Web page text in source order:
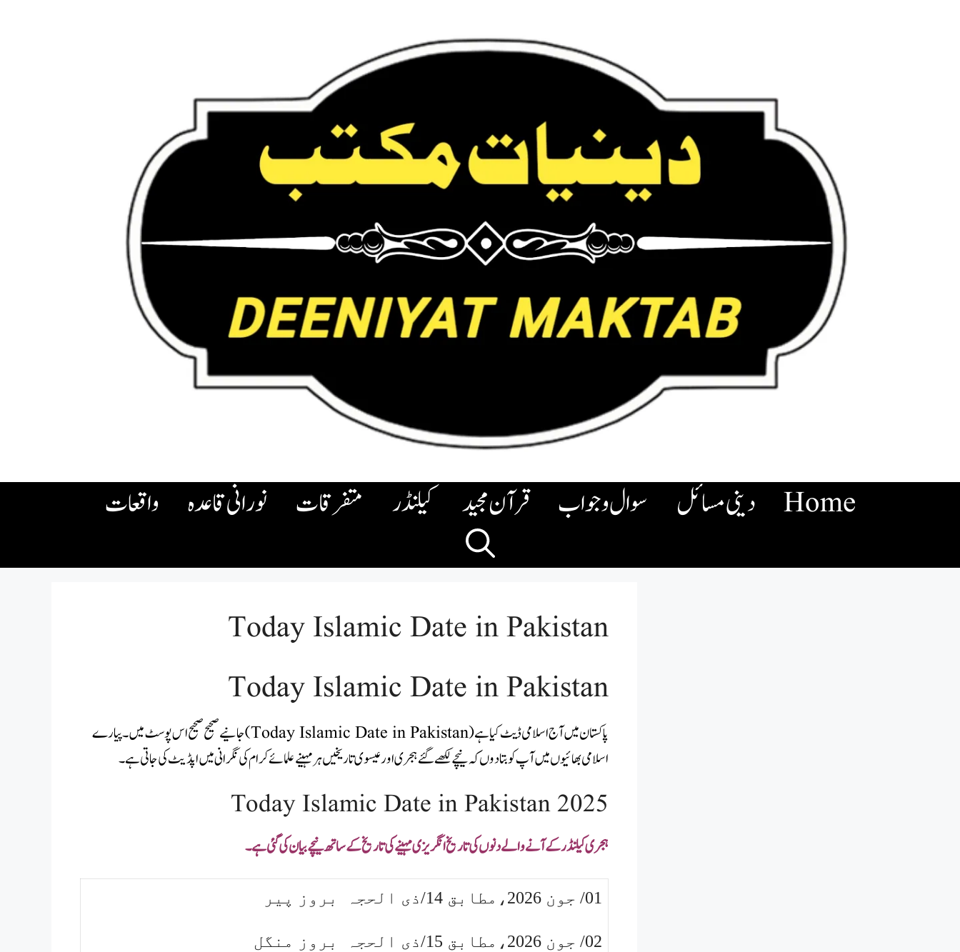
Home دینی مسائل سوال وجواب قرآن مجید کیلنڈر متفرقات نورانی قاعدہ واقعات
Today Islamic Date in Pakistan
Today Islamic Date in Pakistan
پاکستان میں آج اسلامی ڈیٹ کیا ہے (Today Islamic Date in Pakistan) جانیےصحیح صحیح اس پوسٹ میں۔ پیارے
اسلامی بھائیوں میں آپ کو بتادوں کہ نیچےلکھے گئے ہجری اور عیسوی تاریخیں ہر مہینے علمائے کرام کی نگرانی میں اپڈیٹ کی جاتی ہے۔
Today Islamic Date in Pakistan 2025
ہجری کیلنڈرکے آنے والے دنوں کی تاریخ انگریزی مہینے کی تاریخ کے ساتھ نیچے بیان کی گئی ہے۔
01/ جون 2026،مطابق 14/ذی الحجہ بروز پیر
02/ جون 2026،مطابق 15/ذی الحجہ بروز منگل